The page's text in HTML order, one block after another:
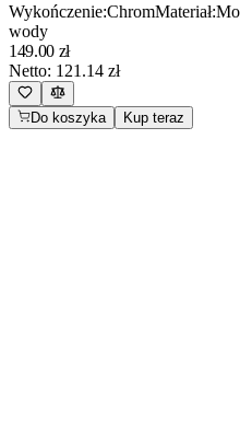
Wykończenie:ChromMateriał:
wody
149.00 zł
Netto: 121.14 zł
Do koszyka Kup teraz